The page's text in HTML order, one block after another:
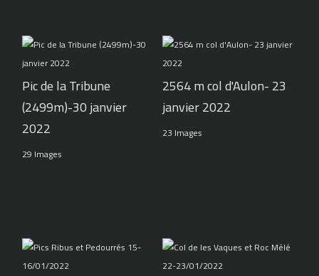
Pic de la Tribune
(2499m)-30 janvier
2022
29 Images
2564 m col d'Aulon- 23
janvier 2022
23 Images